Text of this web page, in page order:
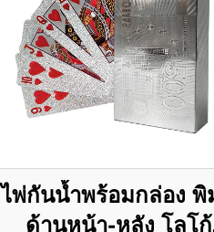
ไพ่กันน้ำพร้อมกล่อง
ด้านหน้า-หลัง โลโก้